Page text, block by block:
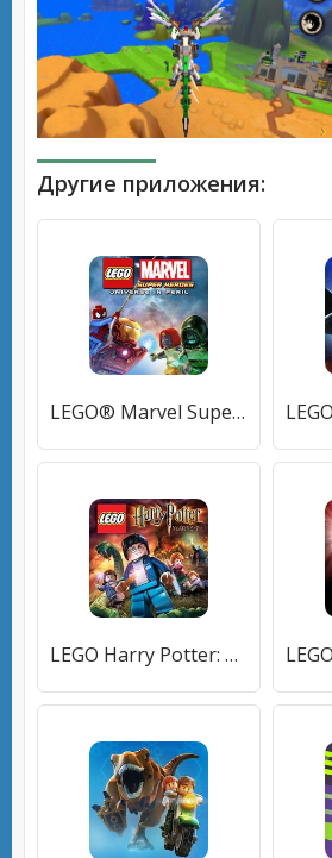
Другие приложения:
LEGO® Marvel Super Heroes
LEGO Harry Potter: Years 5-7